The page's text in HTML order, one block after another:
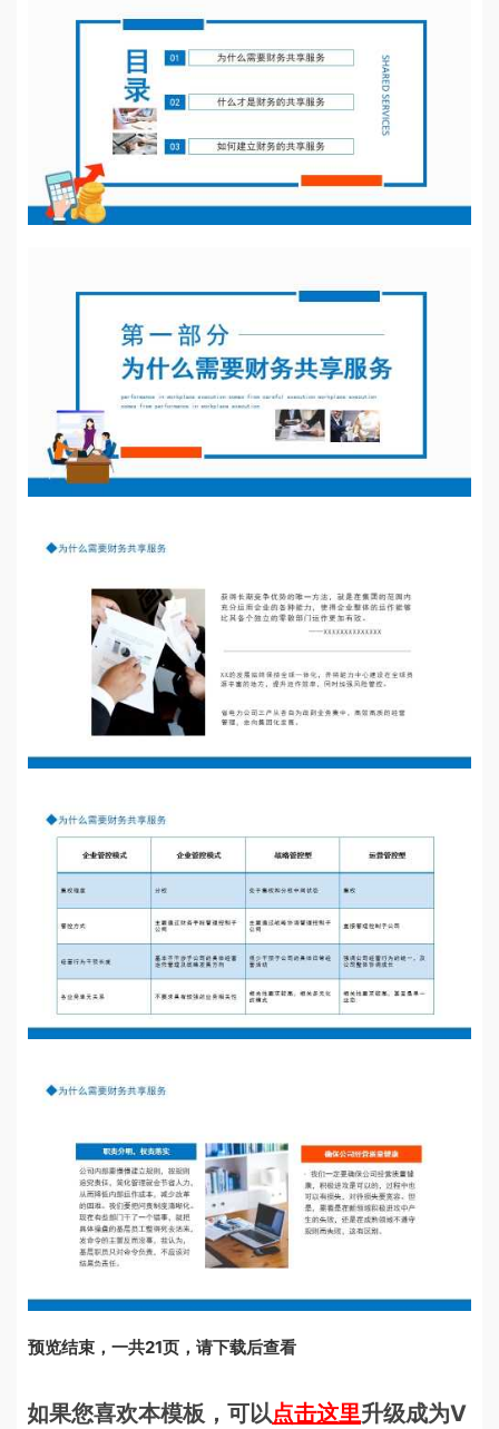
预览结束，一共21页，请下载后查看
如果您喜欢本模板，可以点击这里升级成为V